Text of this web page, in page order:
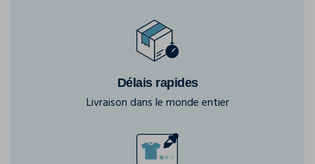
Délais rapides
Livraison dans le monde entier